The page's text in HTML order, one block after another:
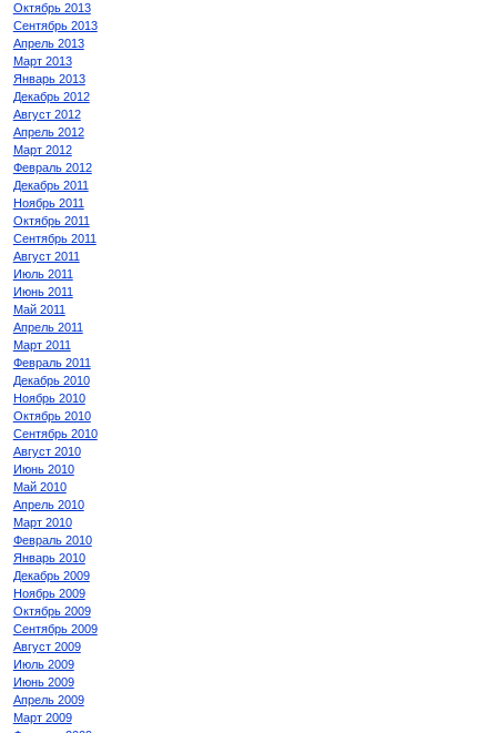
Октябрь 2013
Сентябрь 2013
Апрель 2013
Март 2013
Январь 2013
Декабрь 2012
Август 2012
Апрель 2012
Март 2012
Февраль 2012
Декабрь 2011
Ноябрь 2011
Октябрь 2011
Сентябрь 2011
Август 2011
Июль 2011
Июнь 2011
Май 2011
Апрель 2011
Март 2011
Февраль 2011
Декабрь 2010
Ноябрь 2010
Октябрь 2010
Сентябрь 2010
Август 2010
Июнь 2010
Май 2010
Апрель 2010
Март 2010
Февраль 2010
Январь 2010
Декабрь 2009
Ноябрь 2009
Октябрь 2009
Сентябрь 2009
Август 2009
Июль 2009
Июнь 2009
Апрель 2009
Март 2009